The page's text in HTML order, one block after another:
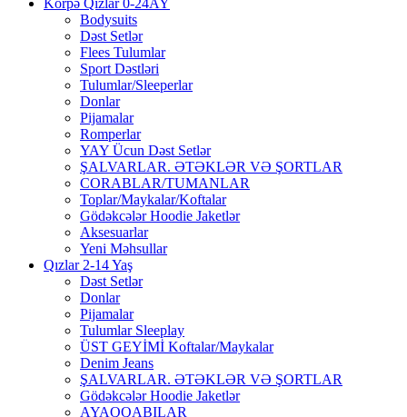
Körpə Qızlar 0-24AY
Bodysuits
Dəst Setlər
Flees Tulumlar
Sport Dəstləri
Tulumlar/Sleeperlar
Donlar
Pijamalar
Romperlar
YAY Ücun Dəst Setlər
ŞALVARLAR. ƏTƏKLƏR VƏ ŞORTLAR
CORABLAR/TUMANLAR
Toplar/Maykalar/Koftalar
Gödəkcələr Hoodie Jaketlər
Aksesuarlar
Yeni Məhsullar
Qızlar 2-14 Yaş
Dəst Setlər
Donlar
Pijamalar
Tulumlar Sleeplay
ÜST GEYİMİ Koftalar/Maykalar
Denim Jeans
ŞALVARLAR. ƏTƏKLƏR VƏ ŞORTLAR
Gödəkcələr Hoodie Jaketlər
AYAQQABILAR